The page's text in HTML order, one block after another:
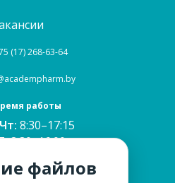
(17) 268-63-64
работы
8:30–17:15
8:30–16:00
12:30–13:00
выходные
файлов